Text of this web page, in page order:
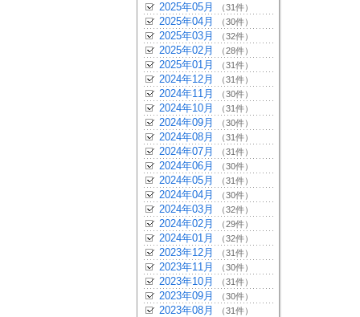
2025年05月 （31件）
2025年04月 （30件）
2025年03月 （32件）
2025年02月 （28件）
2025年01月 （31件）
2024年12月 （31件）
2024年11月 （30件）
2024年10月 （31件）
2024年09月 （30件）
2024年08月 （31件）
2024年07月 （31件）
2024年06月 （30件）
2024年05月 （31件）
2024年04月 （30件）
2024年03月 （32件）
2024年02月 （29件）
2024年01月 （32件）
2023年12月 （31件）
2023年11月 （30件）
2023年10月 （31件）
2023年09月 （30件）
2023年08月 （31件）